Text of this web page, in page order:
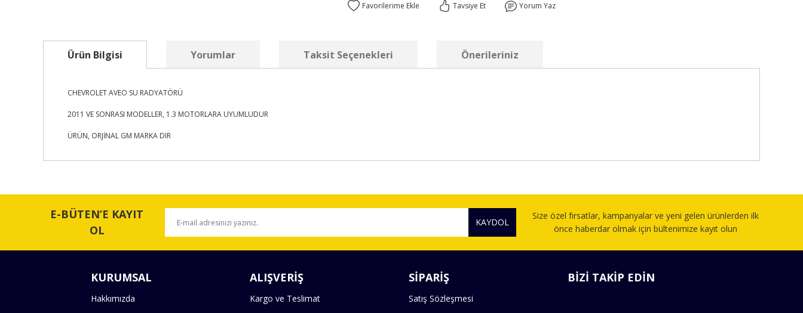
Tavsiye Et Yorum Yaz
Ürün Bilgisi Yorumlar Taksit Seçenekleri Önerileriniz
CHEVROLET AVEO SU RADYATÖRÜ
2011 VE SONRASI MODELLER, 1.3 MOTORLARA UYUMLUDUR
ÜRÜN, ORJİNAL GM MARKA DIR
Görüş ve önerileriniz için teşekkür ederiz.
Ürün resmi kalitesiz, bozuk veya görüntülenemiyor.
Ürün fiyatı diğer sitelerden daha pahalı.
Bu ürüne benzer farklı alternatifler olmalı.
E-BÜTEN’E KAYIT
OL
KAYDOL
Size özel fırsatlar, kampanyalar ve yeni gelen ürünlerden ilk
önce haberdar olmak için bültenimize kayıt olun
KURUMSAL
Hakkımızda
ALIŞVERİŞ
Kargo ve Teslimat
SİPARİŞ
Satış Sözleşmesi
BİZİ TAKİP EDİN